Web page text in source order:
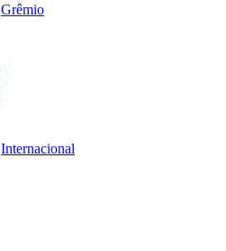
Grêmio
Internacional